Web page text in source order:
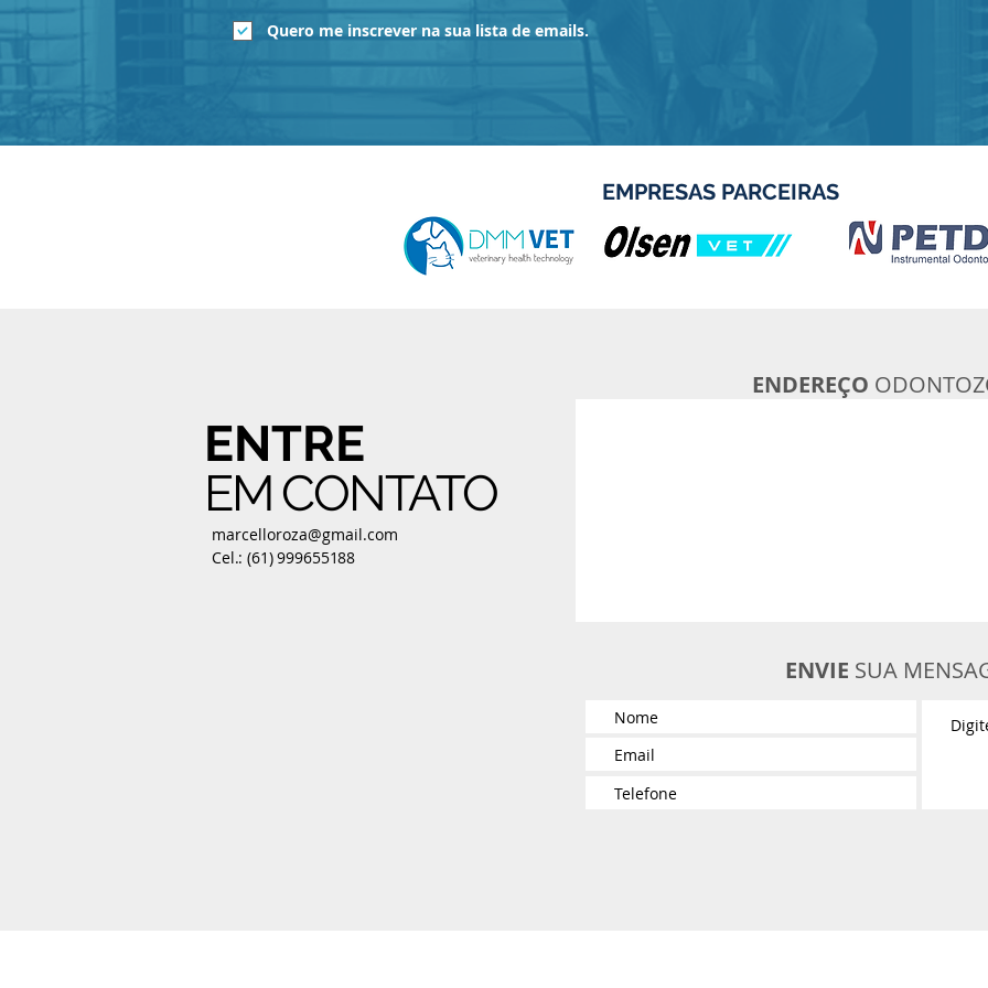
Quero me inscrever na sua lista de emails.
EMPRESAS PARCEIRAS
ENTRE
EM CONTATO
marcelloroza@gmail.com
Cel.: (61) 999655188
ENDEREÇO
ENVIE SUA